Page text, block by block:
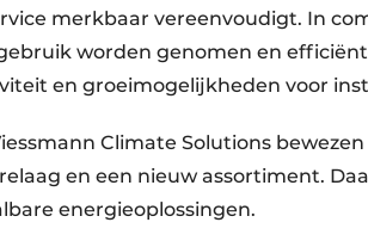
merkbaar vereenvoudigt. In
worden genomen en
en groeimogelijkheden voor
Climate Solutions
en een nieuw assortiment.
energieoplossingen.